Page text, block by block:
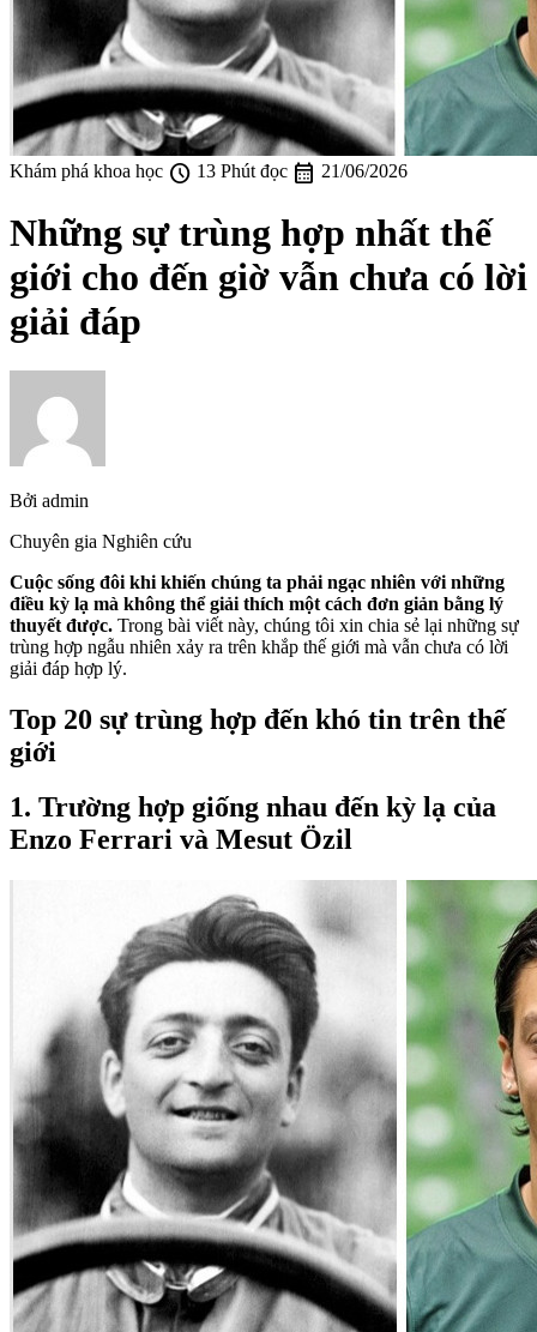
Khám phá khoa học schedule 13 Phút đọc calendar_month 21/06/2026
Những sự trùng hợp nhất thế
giới cho đến giờ vẫn chưa có lời
giải đáp
Bởi admin
Chuyên gia Nghiên cứu
Cuộc sống đôi khi khiến chúng ta phải ngạc nhiên với những
điều kỳ lạ mà không thể giải thích một cách đơn giản bằng lý
thuyết được. Trong bài viết này, chúng tôi xin chia sẻ lại những sự
trùng hợp ngẫu nhiên xảy ra trên khắp thế giới mà vẫn chưa có lời
giải đáp hợp lý.
Top 20 sự trùng hợp đến khó tin trên thế
giới
1. Trường hợp giống nhau đến kỳ lạ của
Enzo Ferrari và Mesut Özil